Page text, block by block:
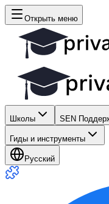
Открыть меню
Школы SEN
Гиды и инструменты
Русский